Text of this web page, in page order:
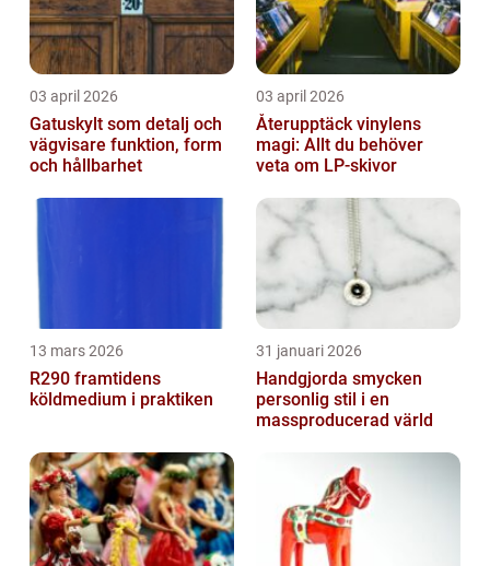
03 april 2026
Gatuskylt som detalj och
vägvisare funktion, form
och hållbarhet
03 april 2026
Återupptäck vinylens
magi: Allt du behöver
veta om LP-skivor
13 mars 2026
R290 framtidens
köldmedium i praktiken
31 januari 2026
Handgjorda smycken
personlig stil i en
massproducerad värld